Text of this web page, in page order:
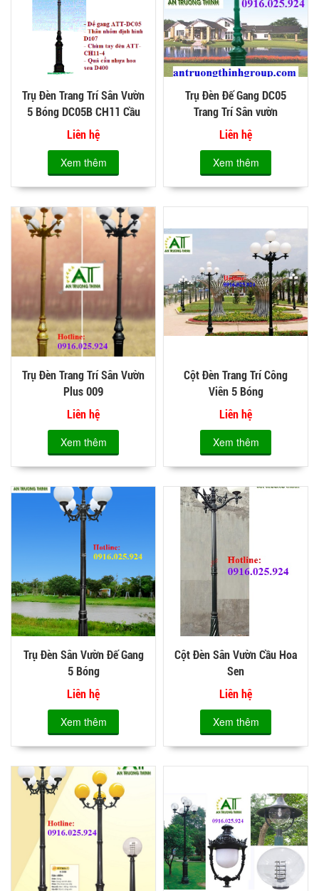
Trụ Đèn Trang Trí Sân Vườn
5 Bóng DC05B CH11 Cầu
Hoa Sen
Liên hệ
Xem thêm
Trụ Đèn Đế Gang DC05
Trang Trí Sân vườn
Liên hệ
Xem thêm
Trụ Đèn Trang Trí Sân Vườn
Plus 009
Liên hệ
Xem thêm
Cột Đèn Trang Trí Công
Viên 5 Bóng
Liên hệ
Xem thêm
Trụ Đèn Sân Vườn Đế Gang
5 Bóng
Liên hệ
Xem thêm
Cột Đèn Sân Vườn Cầu Hoa
Sen
Liên hệ
Xem thêm